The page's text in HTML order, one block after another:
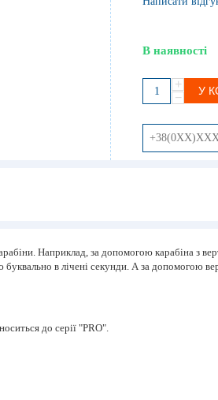
В наявності
+
−
У
Наприклад, за допомогою карабіна з
буквально в лічені секунди. А за
до серії "PRO".